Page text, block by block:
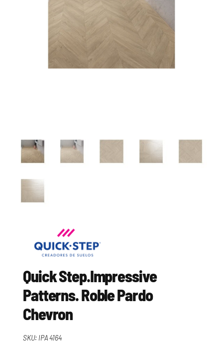
Quick Step.Impressive
Patterns. Roble Pardo
Chevron
SKU: IPA 4164